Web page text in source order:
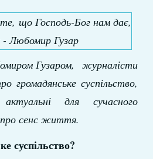
Гузаром, журналісти
громадянське суспільство,
для сучасного
про сенс життя.
суспільство?